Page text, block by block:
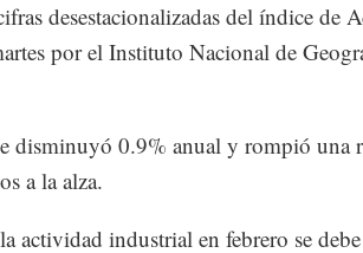
desestacionalizadas del índice de
por el Instituto Nacional de
disminuyó 0.9% anual y rompió una
a la alza.
actividad industrial en febrero se